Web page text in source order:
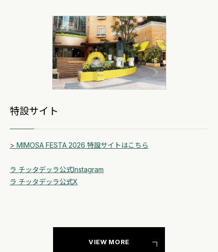
特設サイト
> MIMOSA FESTA 2026 特設サイトはこちら
ラ チッタデッラ公式Instagram
ラ チッタデッラ公式X
VIEW MORE